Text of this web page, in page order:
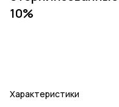
10%
Характеристики